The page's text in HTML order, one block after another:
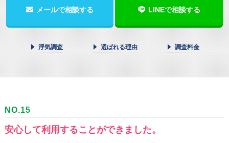
メールで相談する LINEで相談する
浮気調査 選ばれる理由 調査料金
NO.15
安心して利用することができました。